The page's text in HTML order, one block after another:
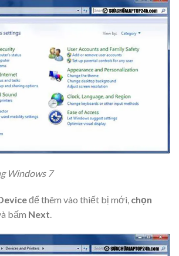
Windows 7
để thêm vào thiết bị mới, chọn
bấm Next.